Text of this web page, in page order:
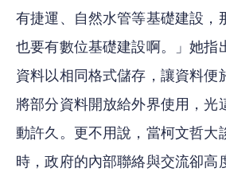
有捷運、自然水管等基礎建設，
也要有數位基礎建設啊。」她指
資料以相同格式儲存，讓資料便
將部分資料開放給外界使用，光
動許久。更不用說，當柯文哲大
時，政府的內部聯絡與交流卻高